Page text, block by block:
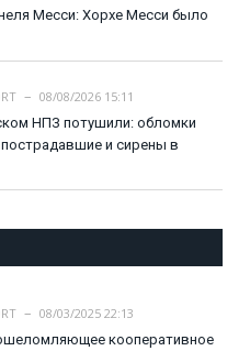
Месси: Хорхе Месси было
08/08/2026 15:11
НПЗ потушили: обломки
и сирены в
08/03/2025 22:13
кооперативное